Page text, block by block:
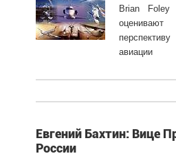
Brian Foley
авиации
Евгений Бахтин: Вице
России